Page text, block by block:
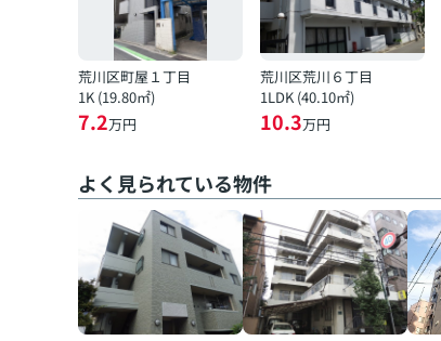
荒川区町屋１丁目
1K (19.80㎡)
7.2万円
荒川区荒川６丁目
1LDK (40.10㎡)
10.3万円
よく見られている物件